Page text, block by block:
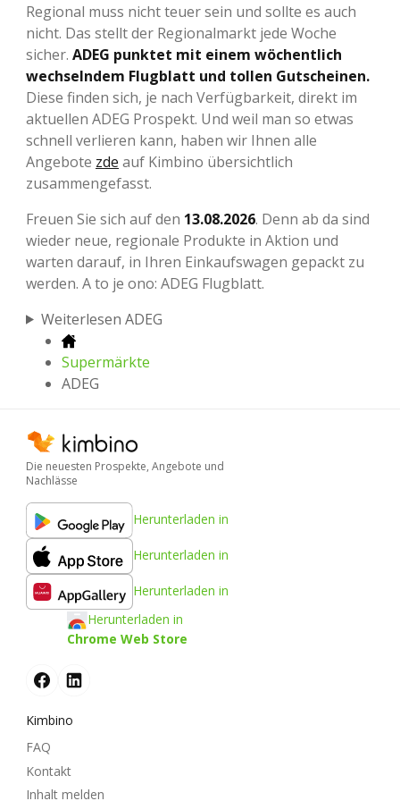
Regional muss nicht teuer sein und sollte es auch
nicht. Das stellt der Regionalmarkt jede Woche
sicher. ADEG punktet mit einem wöchentlich
wechselndem Flugblatt und tollen Gutscheinen.
Diese finden sich, je nach Verfügbarkeit, direkt im
aktuellen ADEG Prospekt. Und weil man so etwas
schnell verlieren kann, haben wir Ihnen alle
Angebote zde auf Kimbino übersichtlich
zusammengefasst.
Freuen Sie sich auf den 13.08.2026. Denn ab da sind
wieder neue, regionale Produkte in Aktion und
warten darauf, in Ihren Einkaufswagen gepackt zu
werden. A to je ono: ADEG Flugblatt.
Weiterlesen ADEG
Supermärkte
ADEG
Die neuesten Prospekte, Angebote und
Nachlässe
Herunterladen in
Herunterladen in
Herunterladen in
Herunterladen in
Chrome Web Store
Kimbino
FAQ
Kontakt
Inhalt melden